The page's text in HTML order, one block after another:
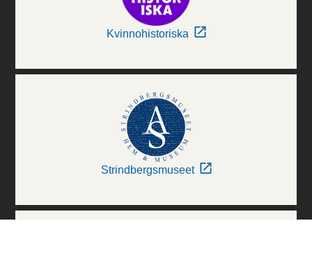
Kvinnohistoriska
Strindbergsmuseet